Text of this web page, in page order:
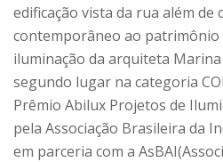
edificação vista da rua além de
contemporâneo ao
iluminação da arquiteta
segundo lugar na categoria
Prêmio Abilux Projetos de
pela Associação Brasileira da
em parceria com a